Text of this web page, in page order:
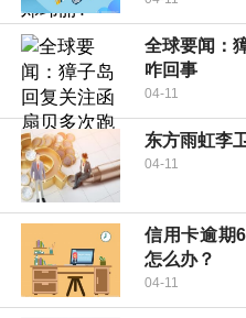
全球要闻：
咋回事
04-11
东方雨虹李
04-11
信用卡逾期
怎么办？
04-11